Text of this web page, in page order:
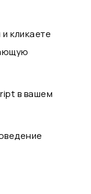
кликаете
в вашем